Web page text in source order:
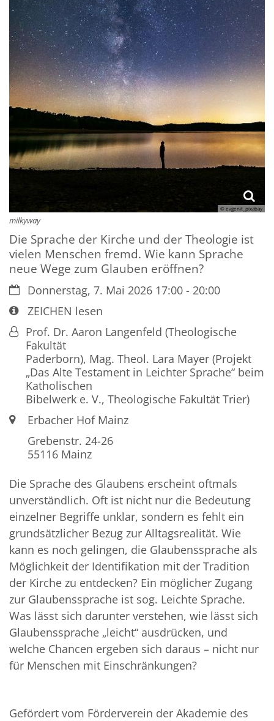
© evgenit_pixabay
milkyway
Die Sprache der Kirche und der Theologie ist
vielen Menschen fremd. Wie kann Sprache
neue Wege zum Glauben eröffnen?
Datum:Donnerstag, 7. Mai 2026 17:00 - 20:00
Art bzw. Nummer:
ZEICHEN lesen
Von:Prof. Dr. Aaron Langenfeld (Theologische
Fakultät
Paderborn), Mag. Theol. Lara Mayer (Projekt
„Das Alte Testament in Leichter Sprache“ beim
Katholischen
Bibelwerk e. V., Theologische Fakultät Trier)
Ort: Erbacher Hof Mainz
Grebenstr. 24-26
55116 Mainz
Die Sprache des Glaubens erscheint oftmals
unverständlich. Oft ist nicht nur die Bedeutung
einzelner Begriffe unklar, sondern es fehlt ein
grundsätzlicher Bezug zur Alltagsrealität. Wie
kann es noch gelingen, die Glaubenssprache als
Möglichkeit der Identifikation mit der Tradition
der Kirche zu entdecken? Ein möglicher Zugang
zur Glaubenssprache ist sog. Leichte Sprache.
Was lässt sich darunter verstehen, wie lässt sich
Glaubenssprache „leicht“ ausdrücken, und
welche Chancen ergeben sich daraus – nicht nur
für Menschen mit Einschränkungen?
Gefördert vom Förderverein der Akademie des